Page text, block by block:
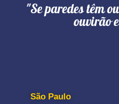
"Se paredes têm
ouvirão
São Paulo